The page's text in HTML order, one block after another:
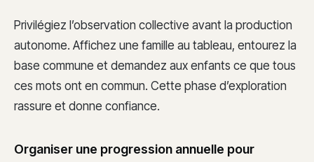
Privilégiez l’observation collective avant la production
autonome. Affichez une famille au tableau, entourez la
base commune et demandez aux enfants ce que tous
ces mots ont en commun. Cette phase d’exploration
rassure et donne confiance.
Organiser une progression annuelle pour